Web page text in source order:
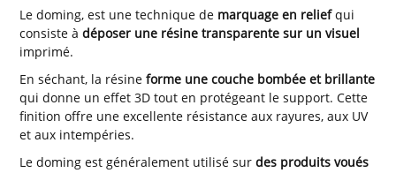
Le doming, est une technique de marquage en reliefqui
consiste àdéposer une résine transparente sur un visuel
imprimé.
En séchant, la résineforme une couche bombée et brillante
qui donne un effet 3D tout en protégeant le support. Cette
finition offre une excellente résistance aux rayures, aux UV
et aux intempéries.
Le doming est généralement utilisé surdes produits voués